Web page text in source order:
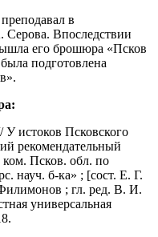
в
Впоследствии
его брошюра «Псков
подготовлена
истоков Псковского
рекомендательный
ком. Псков. обл. по
науч. б-ка» ; [сост. Е. Г.
; гл. ред. В. И.
универсальная